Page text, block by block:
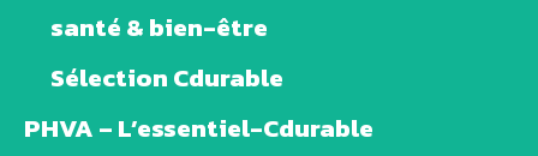
santé & bien-être
Sélection Cdurable
PHVA – L’essentiel-Cdurable